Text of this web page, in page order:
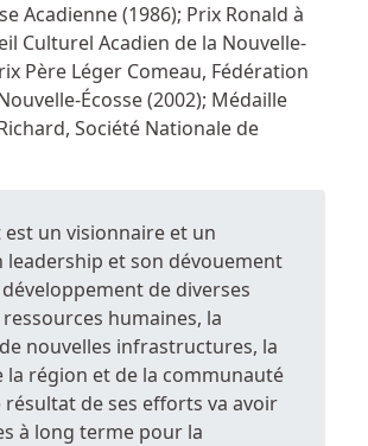
Acadienne (1986); Prix Ronald à
Culturel Acadien de la Nouvelle-
Père Léger Comeau, Fédération
Écosse (2002); Médaille
Société Nationale de
est un visionnaire et un
leadership et son dévouement
de diverses
humaines, la
nouvelles infrastructures, la
région et de la communauté
résultat de ses efforts va avoir
à long terme pour la